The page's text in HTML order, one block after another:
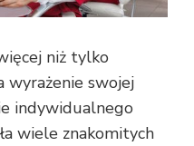
niż tylko
wyrażenie swojej
indywidualnego
wiele znakomitych